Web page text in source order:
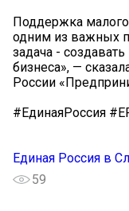
Поддержка малого
одним из важных
задача -
бизнеса», —
России
#ЕдинаяРоссия
Единая Россия в
59